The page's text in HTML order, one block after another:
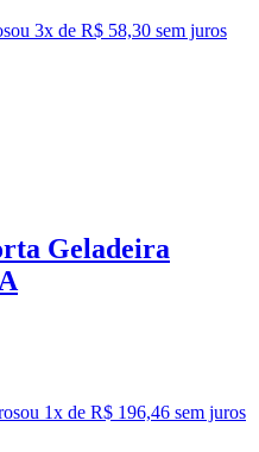
ou 3x de R$ 58,30 sem juros
Geladeira
ou 1x de R$ 196,46 sem juros